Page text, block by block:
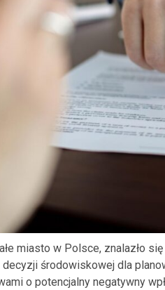
miasto w Polsce, znalazło
decyzji środowiskowej dla
o potencjalny negatywny